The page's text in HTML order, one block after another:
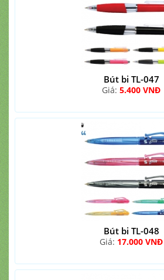
Bút bi TL-047
Giá: 5.400 VNĐ
Bút bi TL-048
Giá: 17.000 VNĐ